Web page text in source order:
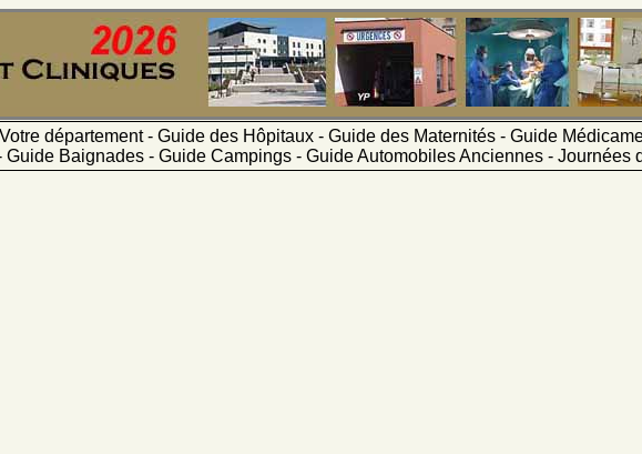
département - Guide des Hôpitaux - Guide des Maternités - Guide
Guide Baignades - Guide Campings - Guide Automobiles Anciennes - Journées